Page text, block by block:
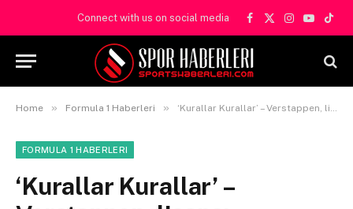
Connect with us on social media
Facebook
X
Instagram
YouTube
Home » Formula 1 Haberleri » ‘Kurallar Kurallar’ – Verstappen, lisansı koruduktan sonra Nurburgring Nordschleife yarış gezisinin ayrıntılarını açıklıyor
FORMULA 1 HABERLERI
‘Kurallar Kurallar’ –